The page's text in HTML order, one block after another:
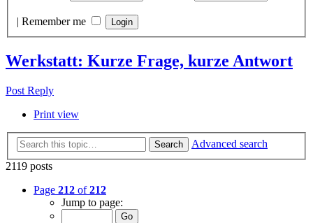
| Remember me
Werkstatt: Kurze Frage, kurze Antwort
Post Reply
Print view
Search
Advanced search
2119 posts
Page 212 of212
Jump to page: